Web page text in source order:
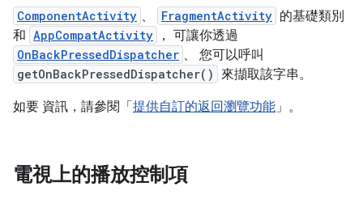
ComponentActivity 、 FragmentActivity 的基礎類別
和 AppCompatActivity ， 可讓你透過
OnBackPressedDispatcher 、 您可以呼叫
getOnBackPressedDispatcher() 來擷取該字串。
如要 資訊，請參閱「 提供自訂的返回瀏覽功能」。
電視上的播放控制項